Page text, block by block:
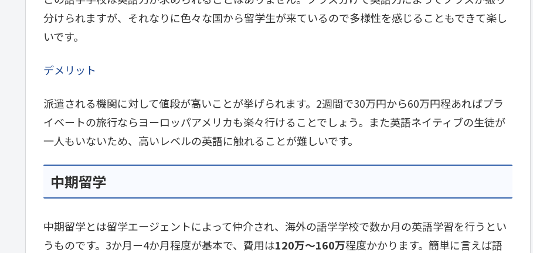
分けられますが、それなりに色々な国から留学生が来ているので多様性を感じることもできて楽し
いです。
デメリット
派遣される機関に対して値段が高いことが挙げられます。2週間で30万円から60万円程あればプラ
イベートの旅行ならヨーロッパアメリカも楽々行けることでしょう。また英語ネイティブの生徒が
一人もいないため、高いレベルの英語に触れることが難しいです。
中期留学
中期留学とは留学エージェントによって仲介され、海外の語学学校で数か月の英語学習を行うとい
うものです。3か月ー4か月程度が基本で、費用は120万～160万程度かかります。簡単に言えば語